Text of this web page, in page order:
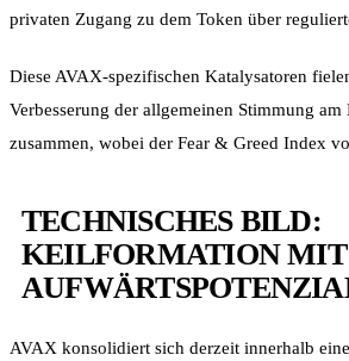
privaten Zugang zu dem Token über
Diese AVAX-spezifischen Katalysatoren
Verbesserung der allgemeinen Stimmung
zusammen, wobei der Fear & Greed Index
TECHNISCHES BILD:
KEILFORMATION MIT
AVAX konsolidiert sich derzeit innerhalb